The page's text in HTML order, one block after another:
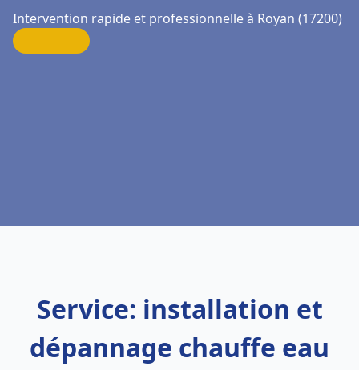
Intervention rapide et professionnelle à Royan (17200)
Service: installation et
dépannage chauffe eau